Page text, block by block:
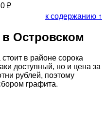
₽
к содержанию ↑
Островском
в районе сорока
доступный, но и цена за
рублей, поэтому
графита.